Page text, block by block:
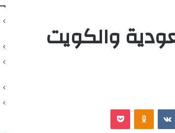
والكويت
‏VKontakte
Odnoklassniki
‫Pocket